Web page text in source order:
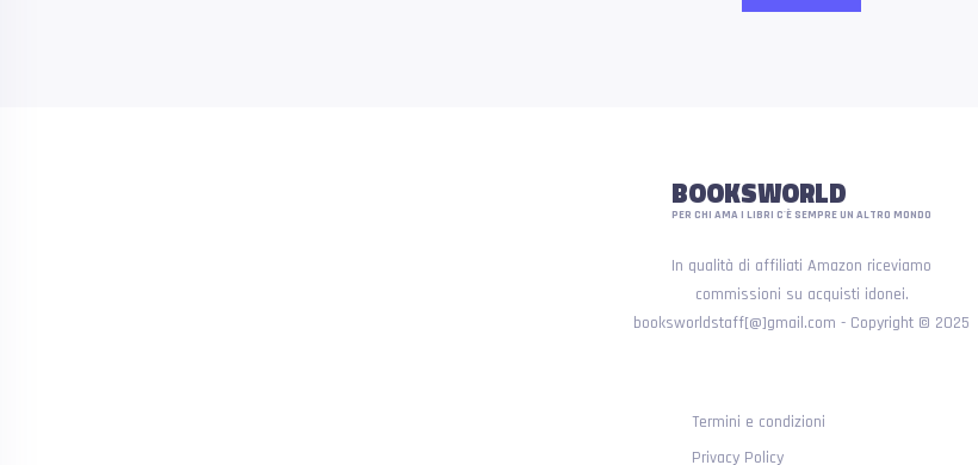
BOOKSWORLD
PER CHI AMA I LIBRI C'È SEMPRE UN ALTRO MONDO
In qualità di affiliati Amazon riceviamo
commissioni su acquisti idonei.
booksworldstaff[@]gmail.com - Copyright © 2025
Termini e condizioni
Privacy Policy